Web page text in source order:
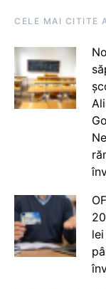
CELE MAI CITITE